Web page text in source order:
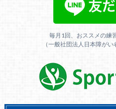
毎月1回、おススメの練
（一般社団法人日本障がい